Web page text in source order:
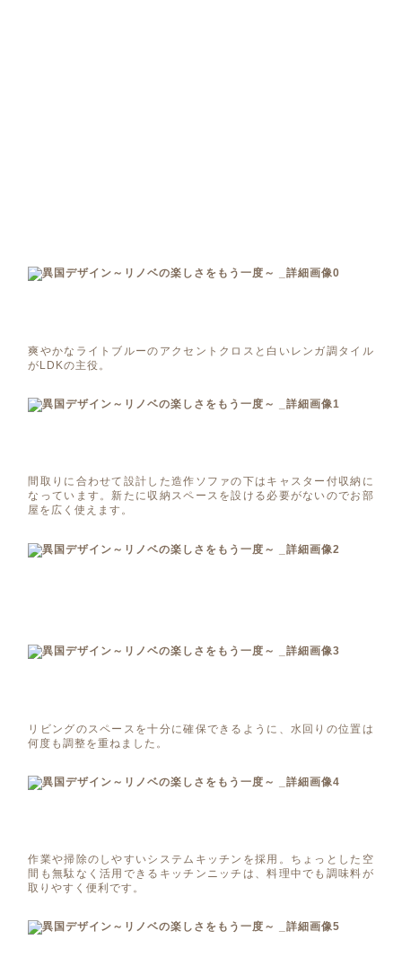
爽やかなライトブルーのアクセントクロスと白いレンガ調タイル
がLDKの主役。
間取りに合わせて設計した造作ソファの下はキャスター付収納に
なっています。新たに収納スペースを設ける必要がないのでお部
屋を広く使えます。
リビングのスペースを十分に確保できるように、水回りの位置は
何度も調整を重ねました。
作業や掃除のしやすいシステムキッチンを採用。ちょっとした空
間も無駄なく活用できるキッチンニッチは、料理中でも調味料が
取りやすく便利です。